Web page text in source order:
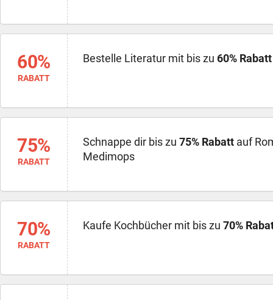
60%
RABATT
Bestelle Literatur mit bis zu 60% Rabatt
75%
RABATT
Schnappe dir bis zu 75% Rabatt auf
Medimops
70%
RABATT
Kaufe Kochbücher mit bis zu 70%